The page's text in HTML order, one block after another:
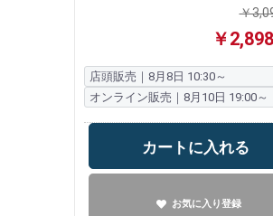
￥
￥
店頭販売｜8月8日 10:30～
オンライン販売｜8月10日 19:00～
カートに入れる
お気に入り登録